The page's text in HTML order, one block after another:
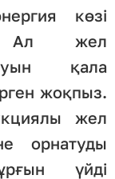
көзі
Ал жел
қала
жоқпыз.
жел
орнатуды
үйді